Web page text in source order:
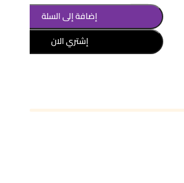
إضافة إلى السلة
إشتري الان